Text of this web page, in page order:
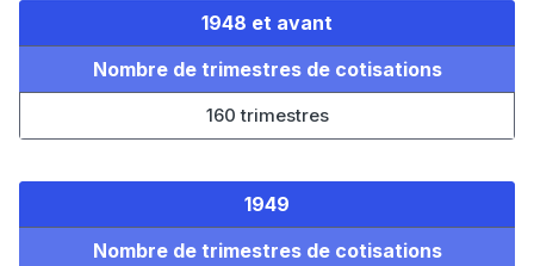
1948 et avant
Nombre de trimestres de cotisations
160 trimestres
1949
Nombre de trimestres de cotisations